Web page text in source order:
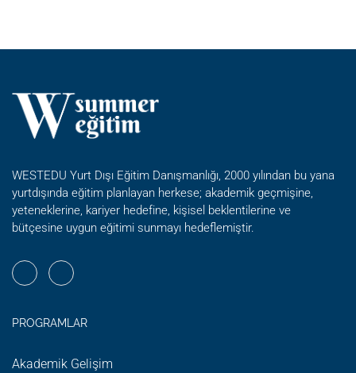
YAZ
WESTEDU Yurt Dışı Eğitim Danışmanlığı, 2000 yılından bu yana
yurtdışında eğitim planlayan herkese; akademik geçmişine,
yeteneklerine, kariyer hedefine, kişisel beklentilerine ve
bütçesine uygun eğitimi sunmayı hedeflemiştir.
PROGRAMLAR
Akademik Gelişim